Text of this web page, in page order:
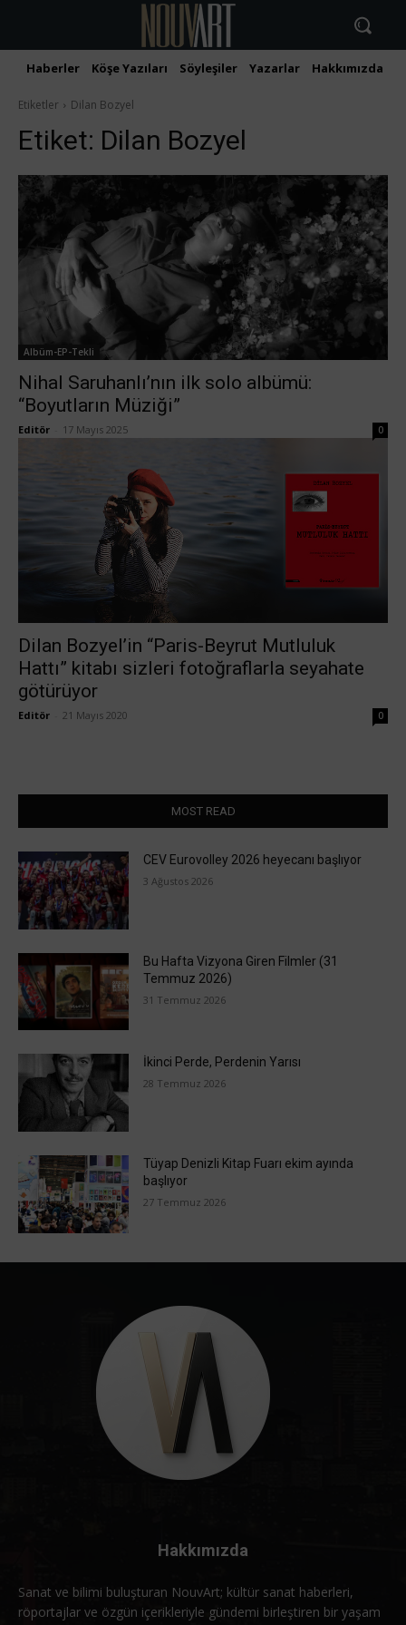
Haberler Köşe Yazıları Söyleşiler Yazarlar Hakkımızda
Etiketler Dilan Bozyel
Etiket: Dilan Bozyel
Albüm-EP-Tekli
Nihal Saruhanlı’nın ilk solo albümü:
“Boyutların Müziği”
Editör 17 Mayıs 2025 0
Dilan Bozyel’in “Paris-Beyrut Mutluluk
Hattı” kitabı sizleri fotoğraflarla seyahate
götürüyor
Editör 21 Mayıs 2020 0
MOST READ
CEV Eurovolley 2026 heyecanı başlıyor
3 Ağustos 2026
Bu Hafta Vizyona Giren Filmler (31
Temmuz 2026)
31 Temmuz 2026
İkinci Perde, Perdenin Yarısı
28 Temmuz 2026
Tüyap Denizli Kitap Fuarı ekim ayında
başlıyor
27 Temmuz 2026
Hakkımızda
Sanat ve bilimi buluşturan NouvArt; kültür sanat haberleri,
röportajlar ve özgün içerikleriyle gündemi birleştiren bir yaşam